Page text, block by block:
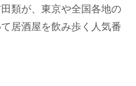
類が、東京や全国各地の
居酒屋を飲み歩く人気番